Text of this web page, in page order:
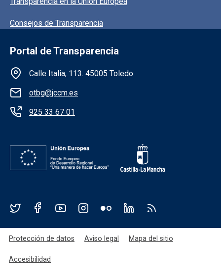
Consejos de Transparencia
Portal de Transparencia
Información de la institución
Calle Italia, 113. 45005 Toledo
otbg@jccm.es
925 33 67 01
Redes sociales JCCM
Menú legal
Protección de datos Aviso legal Mapa del sitio
Accesibilidad